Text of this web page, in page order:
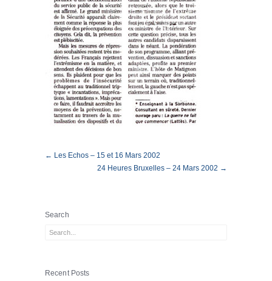
← Les Echos – 15 et 16 Mars 2002
24 Heures Bruxelles – 24 Mars 2002 →
Search
Recent Posts